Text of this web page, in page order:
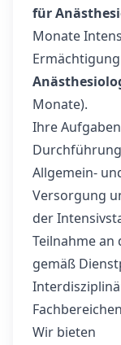
für
Monate
Monate).
Ihre Aufgaben
Allgemein-
Versorgung
der
Teilnahme an
gemäß
Wir bieten